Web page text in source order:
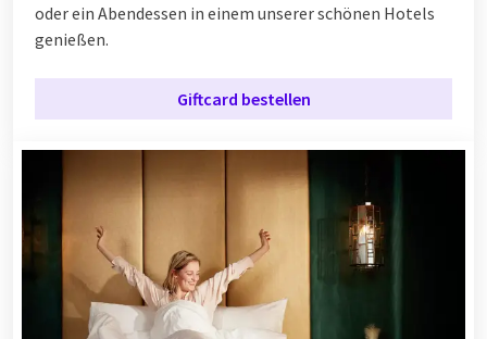
oder ein Abendessen in einem unserer schönen Hotels
genießen.
Giftcard bestellen